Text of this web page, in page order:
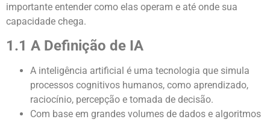
importante entender como elas operam e até onde sua
capacidade chega.
1.1 A Definição de IA
A inteligência artificial é uma tecnologia que simula
processos cognitivos humanos, como aprendizado,
raciocínio, percepção e tomada de decisão.
Com base em grandes volumes de dados e algoritmos